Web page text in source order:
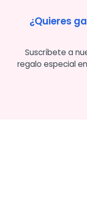
¿Quieres
Suscríbete a
regalo especial